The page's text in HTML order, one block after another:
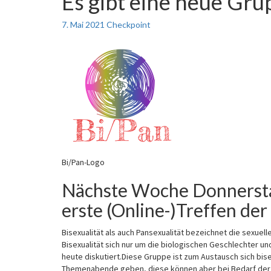
gibt
eine
Checkpoint!
7. Mai 2021 Checkpoint
Bi/Pan-Logo
Nächste Woche
erste (Online-)Treffen
Bisexualität als auch Pansexualität bezeichnet die
Bisexualität sich nur um die biologischen Geschlechter
heute diskutiert.Diese Gruppe ist zum Austausch sich
Themenabende geben, diese können aber bei Bedarf